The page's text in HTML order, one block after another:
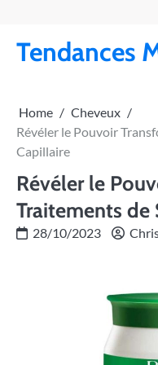
content
Tendances
Home
Cheveux
Révéler le Pouvoir
Capillaire
Révéler le
Traitements de
28/10/2023